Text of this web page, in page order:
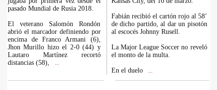
pasado Mundial de Rusia 2018.
El veterano Salomón Rondón
abrió el marcador definiendo por
encima de Franco Armani (6),
Jhon Murillo hizo el 2-0 (44) y
Lautaro Martínez recortó
distancias (58),
Fabián recibió el cartón rojo al 58’
de dicho partido, al dar un pisotón
al escocés Johnny Rusell.
La Major League Soccer no reveló
el monto de la multa.
En el duelo